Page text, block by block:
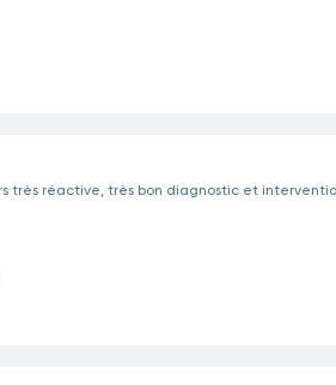
très réactive, très bon diagnostic et